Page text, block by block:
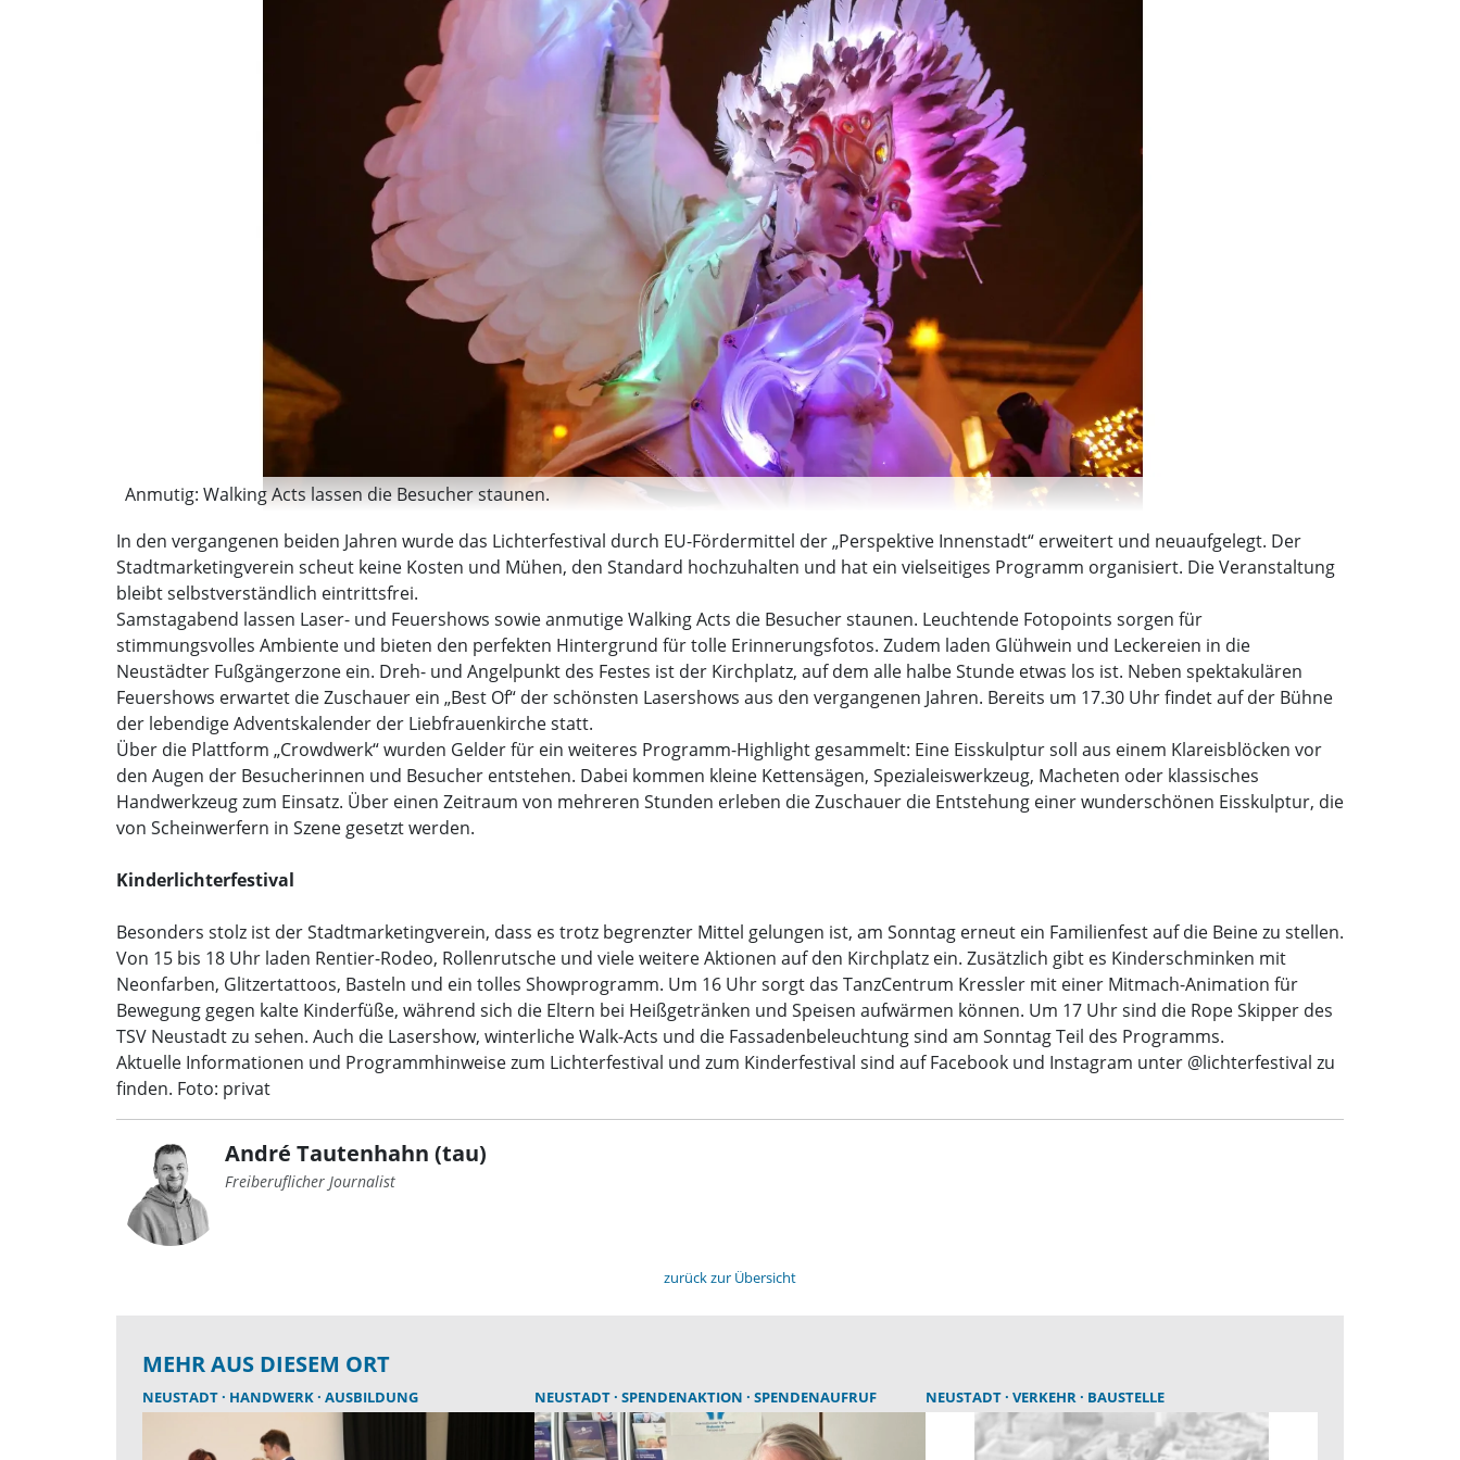
Anmutig: Walking Acts lassen die Besucher staunen.
In den vergangenen beiden Jahren wurde das Lichterfestival durch EU-Fördermittel der „Perspektive Innenstadt“ erweitert und neuaufgelegt. Der
Stadtmarketingverein scheut keine Kosten und Mühen, den Standard hochzuhalten und hat ein vielseitiges Programm organisiert. Die Veranstaltung
bleibt selbstverständlich eintrittsfrei.
Samstagabend lassen Laser- und Feuershows sowie anmutige Walking Acts die Besucher staunen. Leuchtende Fotopoints sorgen für
stimmungsvolles Ambiente und bieten den perfekten Hintergrund für tolle Erinnerungsfotos. Zudem laden Glühwein und Leckereien in die
Neustädter Fußgängerzone ein. Dreh- und Angelpunkt des Festes ist der Kirchplatz, auf dem alle halbe Stunde etwas los ist. Neben spektakulären
Feuershows erwartet die Zuschauer ein „Best Of“ der schönsten Lasershows aus den vergangenen Jahren. Bereits um 17.30 Uhr findet auf der Bühne
der lebendige Adventskalender der Liebfrauenkirche statt.
Über die Plattform „Crowdwerk“ wurden Gelder für ein weiteres Programm-Highlight gesammelt: Eine Eisskulptur soll aus einem Klareisblöcken vor
den Augen der Besucherinnen und Besucher entstehen. Dabei kommen kleine Kettensägen, Spezialeiswerkzeug, Macheten oder klassisches
Handwerkzeug zum Einsatz. Über einen Zeitraum von mehreren Stunden erleben die Zuschauer die Entstehung einer wunderschönen Eisskulptur, die
von Scheinwerfern in Szene gesetzt werden.
Kinderlichterfestival
Besonders stolz ist der Stadtmarketingverein, dass es trotz begrenzter Mittel gelungen ist, am Sonntag erneut ein Familienfest auf die Beine zu stellen.
Von 15 bis 18 Uhr laden Rentier-Rodeo, Rollenrutsche und viele weitere Aktionen auf den Kirchplatz ein. Zusätzlich gibt es Kinderschminken mit
Neonfarben, Glitzertattoos, Basteln und ein tolles Showprogramm. Um 16 Uhr sorgt das TanzCentrum Kressler mit einer Mitmach-Animation für
Bewegung gegen kalte Kinderfüße, während sich die Eltern bei Heißgetränken und Speisen aufwärmen können. Um 17 Uhr sind die Rope Skipper des
TSV Neustadt zu sehen. Auch die Lasershow, winterliche Walk-Acts und die Fassadenbeleuchtung sind am Sonntag Teil des Programms.
Aktuelle Informationen und Programmhinweise zum Lichterfestival und zum Kinderfestival sind auf Facebook und Instagram unter @lichterfestival zu
finden. Foto: privat
André Tautenhahn (tau)
Freiberuflicher Journalist
zurück zur Übersicht
MEHR AUS DIESEM ORT
NEUSTADT HANDWERK AUSBILDUNG NEUSTADT SPENDENAKTION SPENDENAUFRUF NEUSTADT VERKEHR BAUSTELLE